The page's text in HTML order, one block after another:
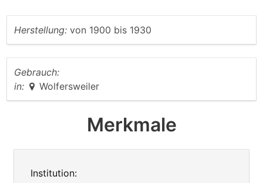
Herstellung: von 1900 bis 1930
Gebrauch:
in:
Wolfersweiler
Merkmale
Institution: